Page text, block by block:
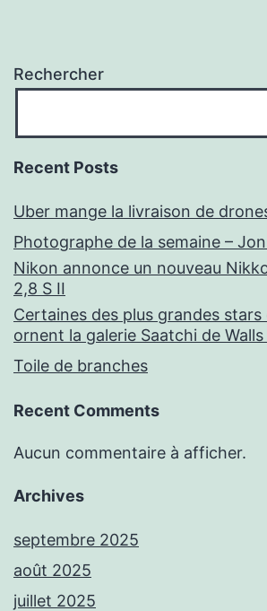
Rechercher
Recent Posts
Uber mange la livraison de
Photographe de la semaine –
Nikon annonce un nouveau
2,8 S II
Certaines des plus grandes stars
ornent la galerie Saatchi de
Toile de branches
Recent Comments
Aucun commentaire à afficher.
Archives
septembre 2025
août 2025
juillet 2025